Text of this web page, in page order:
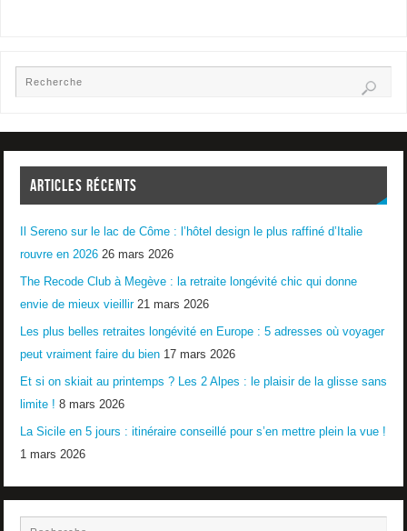
ARTICLES RÉCENTS
Il Sereno sur le lac de Côme : l’hôtel design le plus raffiné d’Italie
rouvre en 2026 26 mars 2026
The Recode Club à Megève : la retraite longévité chic qui donne
envie de mieux vieillir 21 mars 2026
Les plus belles retraites longévité en Europe : 5 adresses où voyager
peut vraiment faire du bien 17 mars 2026
Et si on skiait au printemps ? Les 2 Alpes : le plaisir de la glisse sans
limite ! 8 mars 2026
La Sicile en 5 jours : itinéraire conseillé pour s’en mettre plein la vue !
1 mars 2026